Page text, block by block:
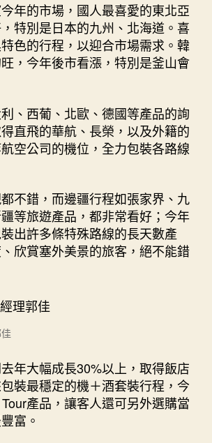
年的市場，國人最喜愛的東北亞
特別是日本的九州、北海道。喜
色的行程，以迎合市場需求。韓
，今年後市看漲，特別是釜山會
、西葡、北歐、德國等產品的詢
直飛的華航、長榮，以及外籍的
空公司的機位，全力包裝各路線
不錯，而邊疆行程如張家界、九
等旅遊產品，都非常看好；今年
出許多條特殊路線的長天數產
欣賞塞外美景的旅客，絕不能錯
年大幅成長30%以上，取得飯店
裝最穩定的機＋酒套裝行程，今
產品，讓客人還可另外選購當
富。